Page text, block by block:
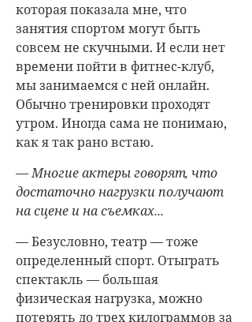
которая показала мне, что
занятия спортом могут быть
совсем не скучными. И если нет
времени пойти в фитнес-клуб,
мы занимаемся с ней онлайн.
Обычно тренировки проходят
утром. Иногда сама не понимаю,
как я так рано встаю.
— Многие актеры говорят, что
достаточно нагрузки получают
на сцене и на съемках...
— Безусловно, театр — тоже
определенный спорт. Отыграть
спектакль — большая
физическая нагрузка, можно
потерять до трех килограммов за